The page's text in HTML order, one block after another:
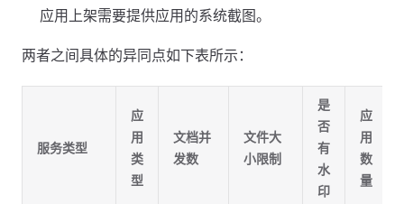
应用上架需要提供应用的系统截图。
两者之间具体的异同点如下表所示：
服务类型
应
用
类
型
文档并
发数
文件大
小限制
是
否
有
水
印
应
用
数
量